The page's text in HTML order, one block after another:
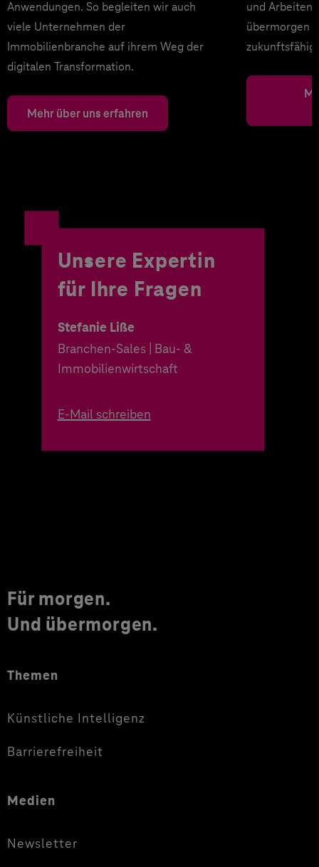
Anwendungen. So begleiten wir auch
viele Unternehmen der
Immobilienbranche auf ihrem Weg der
digitalen Transformation.
Mehr über uns erfahren
und Arbeiten
übermorgen
Unsere Expertin
für Ihre Fragen
Stefanie Liße
Branchen-Sales | Bau- &
Immobilienwirtschaft
E-Mail schreiben
Für morgen.
Und übermorgen.
Themen
Künstliche Intelligenz
Barrierefreiheit
Medien
Newsletter